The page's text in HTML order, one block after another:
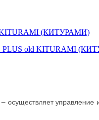
KITURAMI (КИТУРАМИ)
– осуществляет управление